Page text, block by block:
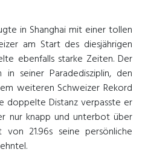
in Shanghai mit einer tollen
am Start des diesjährigen
ebenfalls starke Zeiten. Der
seiner Paradedisziplin, den
weiteren Schweizer Rekord
doppelte Distanz verpasste er
nur knapp und unterbot über
21.96s seine persönliche